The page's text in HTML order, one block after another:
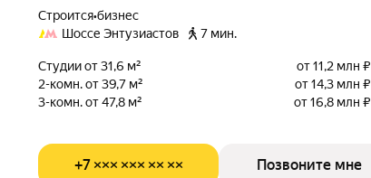
Строится•бизнес
Шоссе Энтузиастов
7 мин.
Студии от 31,6 м²
от 11,2 млн ₽
2-комн. от 39,7 м²
от 14,3 млн ₽
3-комн. от 47,8 м²
от 16,8 млн ₽
+7 ××× ××× ×× ×× Позвоните мне